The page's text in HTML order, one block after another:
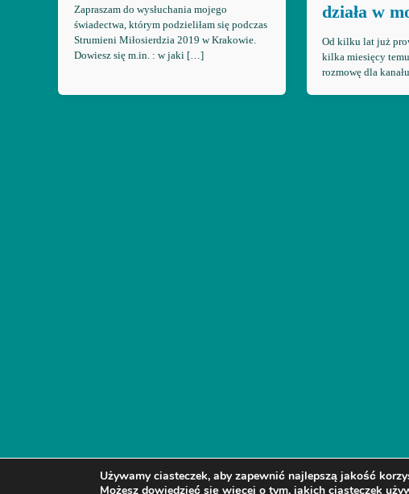
Zapraszam do wysłuchania mojego
świadectwa, którym podzieliłam się podczas
Strumieni Miłosierdzia 2019 w Krakowie.
Dowiesz się m.in. : w jaki […]
działa w
Od kilku lat już
kilka miesięcy
rozmowę dla
Używamy ciasteczek, aby zapewnić najlepszą jakość
Możesz dowiedzieć się więcej o tym, jakich ciasteczek